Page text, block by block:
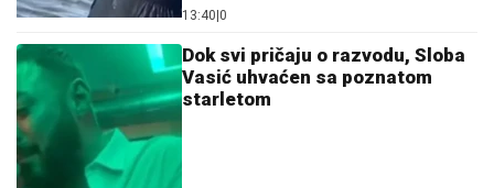
13:40 0
Dok svi pričaju o razvodu, Sloba
Vasić uhvaćen sa poznatom
starletom